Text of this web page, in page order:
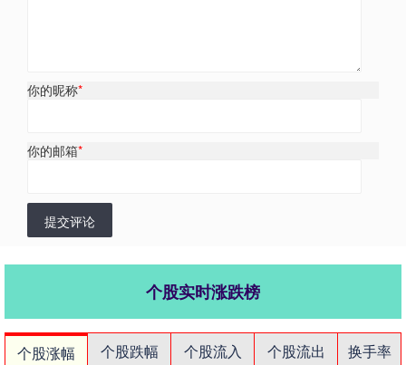
你的昵称*
你的邮箱*
提交评论
个股实时涨跌榜
个股涨幅 个股跌幅 个股流入 个股流出
换手率